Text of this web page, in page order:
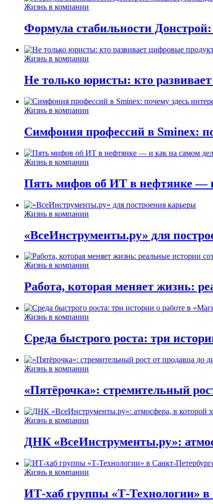
Жизнь в компании
Формула стабильности
Жизнь в компании
Не только юристы: кто
Жизнь в компании
Симфония профессий в Sminex:
Жизнь в компании
Пять мифов об ИТ в нефтянке —
Жизнь в компании
«ВсеИнструменты.ру» для
Жизнь в компании
Работа, которая меняет жизнь:
Жизнь в компании
Среда быстрого роста: три
Жизнь в компании
«Пятёрочка»: стремительный
Жизнь в компании
ДНК «ВсеИнструменты.ру»:
Жизнь в компании
ИТ-хаб группы «Т-Технологии» в